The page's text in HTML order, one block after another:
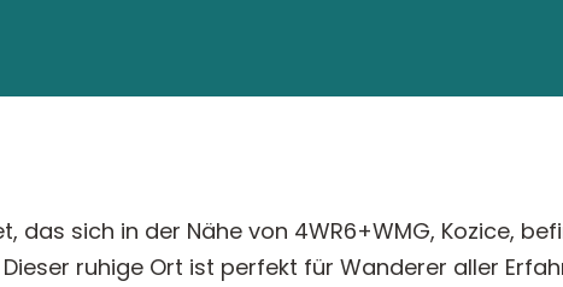
das sich in der Nähe von 4WR6+WMG, Kozice,
ruhige Ort ist perfekt für Wanderer aller